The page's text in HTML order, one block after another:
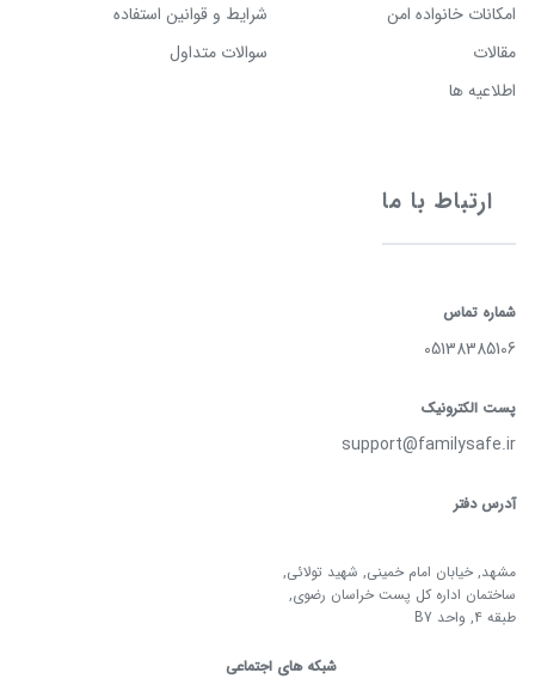
امکانات خانواده امن
مقالات
اطلاعیه ها
شرایط و قوانین استفاده
سوالات متداول
ارتباط با ما
شماره تماس
05138385106
پست الکترونیک
support@familysafe.ir
آدرس دفتر
مشهد, خیابان امام خمینی, شهید تولائی,
ساختمان اداره کل پست خراسان رضوی,
طبقه 4, واحد B7
شبکه های اجتماعی